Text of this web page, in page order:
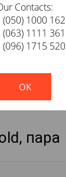
пара
Contacts:
(050) 1000 162
(063) 1111 361
(096) 1715 520
!
Not valid!
OK